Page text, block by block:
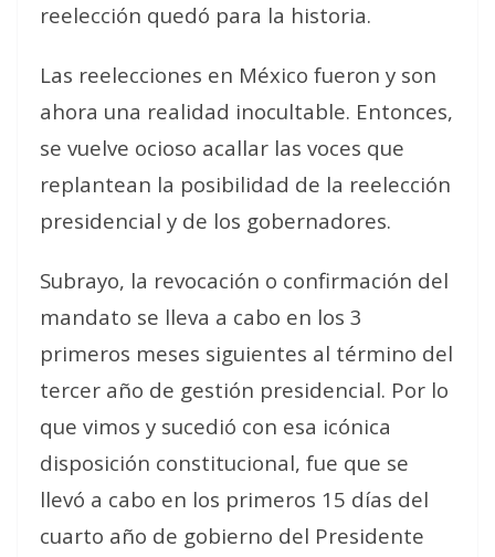
reelección quedó para la historia.
Las reelecciones en México fueron y son
ahora una realidad inocultable. Entonces,
se vuelve ocioso acallar las voces que
replantean la posibilidad de la reelección
presidencial y de los gobernadores.
Subrayo, la revocación o confirmación del
mandato se lleva a cabo en los 3
primeros meses siguientes al término del
tercer año de gestión presidencial. Por lo
que vimos y sucedió con esa icónica
disposición constitucional, fue que se
llevó a cabo en los primeros 15 días del
cuarto año de gobierno del Presidente